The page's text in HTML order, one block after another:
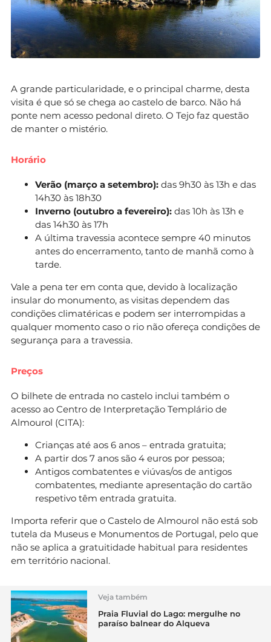
A grande particularidade, e o principal charme, desta
visita é que só se chega ao castelo de barco. Não há
ponte nem acesso pedonal direto. O Tejo faz questão
de manter o mistério.
Horário
Verão (março a setembro): das 9h30 às 13h e das
14h30 às 18h30
Inverno (outubro a fevereiro): das 10h às 13h e
das 14h30 às 17h
A última travessia acontece sempre 40 minutos
antes do encerramento, tanto de manhã como à
tarde.
Vale a pena ter em conta que, devido à localização
insular do monumento, as visitas dependem das
condições climatéricas e podem ser interrompidas a
qualquer momento caso o rio não ofereça condições de
segurança para a travessia.
Preços
O bilhete de entrada no castelo inclui também o
acesso ao Centro de Interpretação Templário de
Almourol (CITA):
Crianças até aos 6 anos – entrada gratuita;
A partir dos 7 anos são 4 euros por pessoa;
Antigos combatentes e viúvas/os de antigos
combatentes, mediante apresentação do cartão
respetivo têm entrada gratuita.
Importa referir que o Castelo de Almourol não está sob
tutela da Museus e Monumentos de Portugal, pelo que
não se aplica a gratuitidade habitual para residentes
em território nacional.
Veja também
Praia Fluvial do Lago: mergulhe no
paraíso balnear do Alqueva